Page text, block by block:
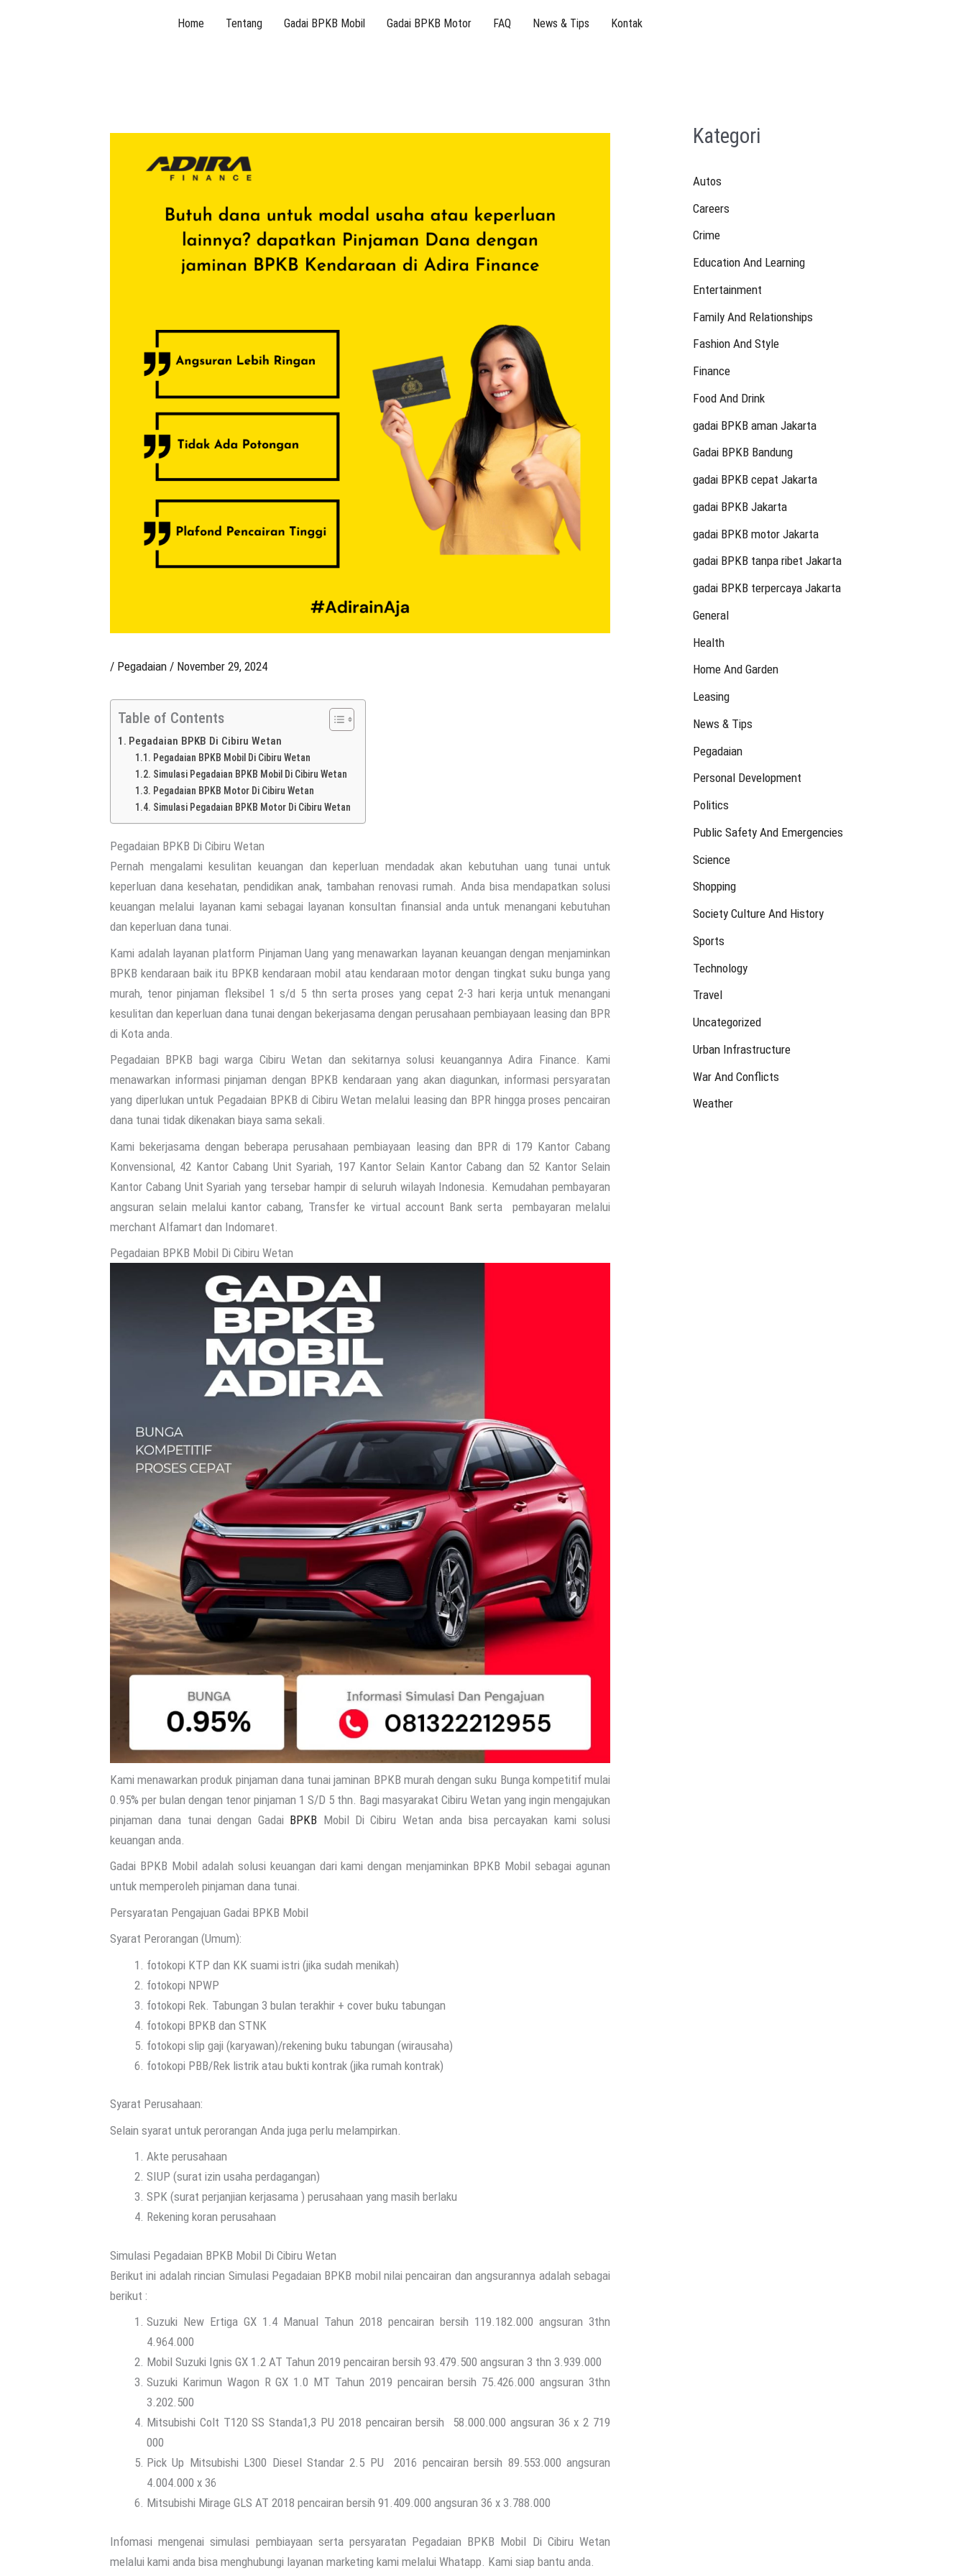
Home Tentang Gadai BPKB Mobil Gadai BPKB Motor FAQ News & Tips Kontak
/ Pegadaian / November 29, 2024
Table of Contents
Pegadaian BPKB Di Cibiru Wetan
Pegadaian BPKB Mobil Di Cibiru Wetan
Simulasi Pegadaian BPKB Mobil Di Cibiru Wetan
Pegadaian BPKB Motor Di Cibiru Wetan
Simulasi Pegadaian BPKB Motor Di Cibiru Wetan
Pegadaian BPKB Di Cibiru Wetan
Pernah mengalami kesulitan keuangan dan keperluan mendadak akan kebutuhan uang tunai untuk
keperluan dana kesehatan, pendidikan anak, tambahan renovasi rumah. Anda bisa mendapatkan solusi
keuangan melalui layanan kami sebagai layanan konsultan finansial anda untuk menangani kebutuhan
dan keperluan dana tunai.
Kami adalah layanan platform Pinjaman Uang yang menawarkan layanan keuangan dengan menjaminkan
BPKB kendaraan baik itu BPKB kendaraan mobil atau kendaraan motor dengan tingkat suku bunga yang
murah, tenor pinjaman fleksibel 1 s/d 5 thn serta proses yang cepat 2-3 hari kerja untuk menangani
kesulitan dan keperluan dana tunai dengan bekerjasama dengan perusahaan pembiayaan leasing dan BPR
di Kota anda.
Pegadaian BPKB bagi warga Cibiru Wetan dan sekitarnya solusi keuangannya Adira Finance. Kami
menawarkan informasi pinjaman dengan BPKB kendaraan yang akan diagunkan, informasi persyaratan
yang diperlukan untuk Pegadaian BPKB di Cibiru Wetan melalui leasing dan BPR hingga proses pencairan
dana tunai tidak dikenakan biaya sama sekali.
Kami bekerjasama dengan beberapa perusahaan pembiayaan leasing dan BPR di 179 Kantor Cabang
Konvensional, 42 Kantor Cabang Unit Syariah, 197 Kantor Selain Kantor Cabang dan 52 Kantor Selain
Kantor Cabang Unit Syariah yang tersebar hampir di seluruh wilayah Indonesia. Kemudahan pembayaran
angsuran selain melalui kantor cabang, Transfer ke virtual account Bank serta pembayaran melalui
merchant Alfamart dan Indomaret.
Pegadaian BPKB Mobil Di Cibiru Wetan
Kami menawarkan produk pinjaman dana tunai jaminan BPKB murah dengan suku Bunga kompetitif mulai
0.95% per bulan dengan tenor pinjaman 1 S/D 5 thn. Bagi masyarakat Cibiru Wetan yang ingin mengajukan
pinjaman dana tunai dengan Gadai BPKB Mobil Di Cibiru Wetan anda bisa percayakan kami solusi
keuangan anda.
Gadai BPKB Mobil adalah solusi keuangan dari kami dengan menjaminkan BPKB Mobil sebagai agunan
untuk memperoleh pinjaman dana tunai.
Persyaratan Pengajuan Gadai BPKB Mobil
Syarat Perorangan (Umum):
fotokopi KTP dan KK suami istri (jika sudah menikah)
fotokopi NPWP
fotokopi Rek. Tabungan 3 bulan terakhir + cover buku tabungan
fotokopi BPKB dan STNK
fotokopi slip gaji (karyawan)/rekening buku tabungan (wirausaha)
fotokopi PBB/Rek listrik atau bukti kontrak (jika rumah kontrak)
Syarat Perusahaan:
Selain syarat untuk perorangan Anda juga perlu melampirkan.
Akte perusahaan
SIUP (surat izin usaha perdagangan)
SPK (surat perjanjian kerjasama ) perusahaan yang masih berlaku
Rekening koran perusahaan
Simulasi Pegadaian BPKB Mobil Di Cibiru Wetan
Berikut ini adalah rincian Simulasi Pegadaian BPKB mobil nilai pencairan dan angsurannya adalah sebagai
berikut :
Suzuki New Ertiga GX 1.4 Manual Tahun 2018 pencairan bersih 119.182.000 angsuran 3thn
4.964.000
Mobil Suzuki Ignis GX 1.2 AT Tahun 2019 pencairan bersih 93.479.500 angsuran 3 thn 3.939.000
Suzuki Karimun Wagon R GX 1.0 MT Tahun 2019 pencairan bersih 75.426.000 angsuran 3thn
3.202.500
Mitsubishi Colt T120 SS Standa1,3 PU 2018 pencairan bersih 58.000.000 angsuran 36 x 2 719
000
Pick Up Mitsubishi L300 Diesel Standar 2.5 PU 2016 pencairan bersih 89.553.000 angsuran
4.004.000 x 36
Mitsubishi Mirage GLS AT 2018 pencairan bersih 91.409.000 angsuran 36 x 3.788.000
Infomasi mengenai simulasi pembiayaan serta persyaratan Pegadaian BPKB Mobil Di Cibiru Wetan
melalui kami anda bisa menghubungi layanan marketing kami melalui Whatapp. Kami siap bantu anda.
Kategori
Autos
Careers
Crime
Education And Learning
Entertainment
Family And Relationships
Fashion And Style
Finance
Food And Drink
gadai BPKB aman Jakarta
Gadai BPKB Bandung
gadai BPKB cepat Jakarta
gadai BPKB Jakarta
gadai BPKB motor Jakarta
gadai BPKB tanpa ribet Jakarta
gadai BPKB terpercaya Jakarta
General
Health
Home And Garden
Leasing
News & Tips
Pegadaian
Personal Development
Politics
Public Safety And Emergencies
Science
Shopping
Society Culture And History
Sports
Technology
Travel
Uncategorized
Urban Infrastructure
War And Conflicts
Weather